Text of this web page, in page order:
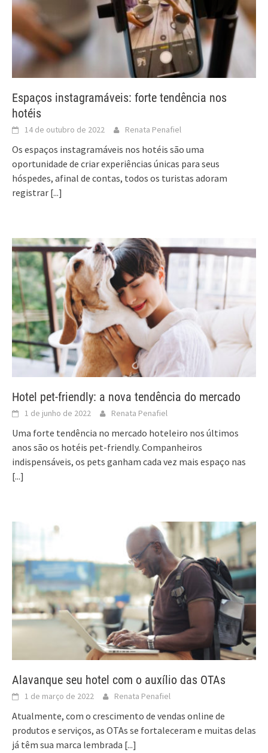
Espaços instagramáveis: forte tendência nos
hotéis
14 de outubro de 2022 Renata Penafiel
Os espaços instagramáveis nos hotéis são uma
oportunidade de criar experiências únicas para seus
hóspedes, afinal de contas, todos os turistas adoram
registrar [...]
Hotel pet-friendly: a nova tendência do mercado
1 de junho de 2022 Renata Penafiel
Uma forte tendência no mercado hoteleiro nos últimos
anos são os hotéis pet-friendly. Companheiros
indispensáveis, os pets ganham cada vez mais espaço nas
[...]
Alavanque seu hotel com o auxílio das OTAs
1 de março de 2022 Renata Penafiel
Atualmente, com o crescimento de vendas online de
produtos e serviços, as OTAs se fortaleceram e muitas delas
já têm sua marca lembrada [...]